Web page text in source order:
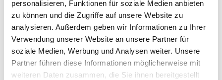
personalisieren, Funktionen für soziale Medien anbieten
zu können und die Zugriffe auf unsere Website zu
analysieren. Außerdem geben wir Informationen zu Ihrer
Verwendung unserer Website an unsere Partner für
soziale Medien, Werbung und Analysen weiter. Unsere
Partner führen diese Informationen möglicherweise mit
weiteren Daten zusammen, die Sie ihnen bereitgestellt